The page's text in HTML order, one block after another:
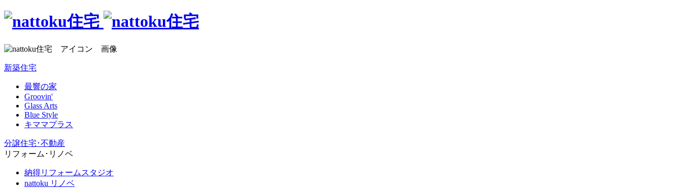
新築住宅
最響の家
Groovin'
Glass Arts
Blue Style
キママプラス
分譲住宅･不動産
リフォーム･リノベ
納得リフォームスタジオ
nattoku リノベ